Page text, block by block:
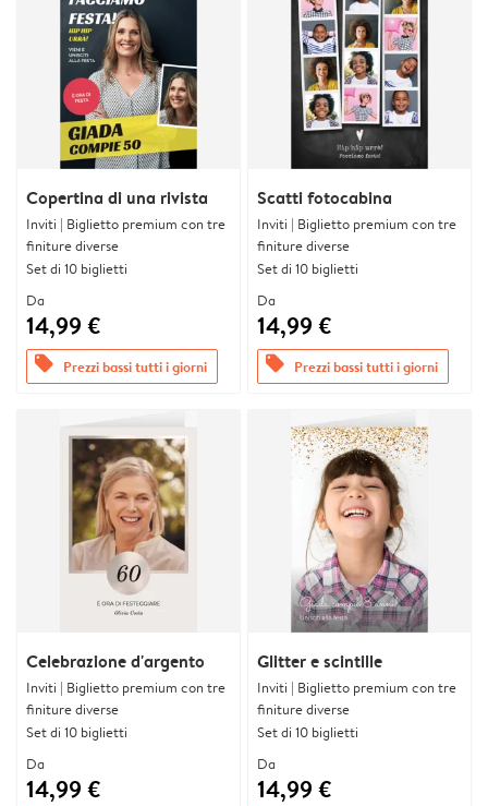
Copertina di una rivista
Inviti | Biglietto premium con tre
finiture diverse
Set di 10 biglietti
Da
14,99 €
offers Prezzi bassi tutti i giorni
Scatti fotocabina
Inviti | Biglietto premium con tre
finiture diverse
Set di 10 biglietti
Da
14,99 €
offers Prezzi bassi tutti i giorni
Celebrazione d'argento
Inviti | Biglietto premium con tre
finiture diverse
Set di 10 biglietti
Da
14,99 €
Glitter e scintille
Inviti | Biglietto premium con tre
finiture diverse
Set di 10 biglietti
Da
14,99 €